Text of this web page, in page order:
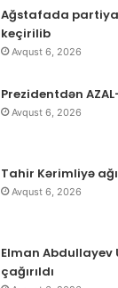
Ağstafada
keçirilib
Avqust 6, 2026
Prezidentdən
Avqust 6, 2026
Tahir Kərimliyə
Avqust 6, 2026
Elman Abdullayev
çağırıldı